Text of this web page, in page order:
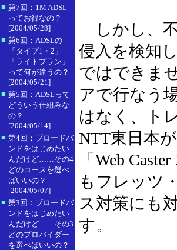
■ 第7回：1M ADSL
ってお得なの？
[2004/05/28]
■ 第6回：ADSLの
「タイプ1・2」
「ライトプラン」
って何が違うの？
[2004/05/21]
■ 第5回：ADSLって
どういう仕組みな
の？
[2004/05/14]
■ 第4回：ブロードバ
ンドをはじめたい
んだけど……その4
どのコースを選べ
ばいいの？
[2004/05/07]
■ 第3回：ブロードバ
ンドをはじめたい
んだけど……その3
どのプロバイダー
を選べばいいの？
しかし、
侵入を検知
ではできま
アで行なう
はなく、ト
NTT東日本
「Web
もフレッツ
ス対策にも
す。